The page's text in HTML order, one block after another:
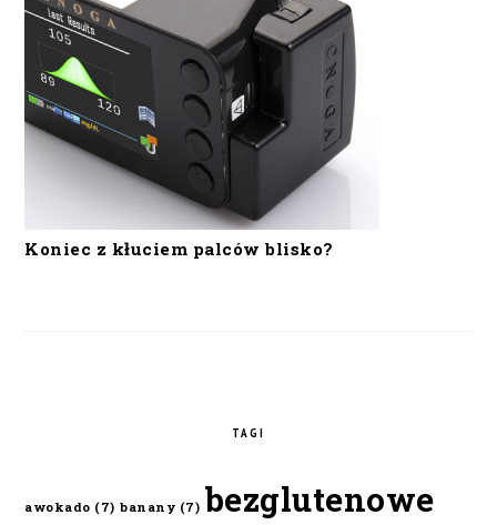
Koniec z kłuciem palców blisko?
TAGI
awokado (7) banany (7) bezglutenowe